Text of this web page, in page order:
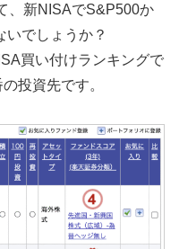
、新NISAでS&P500か
いでしょうか？
買い付けランキングで
投資先です。